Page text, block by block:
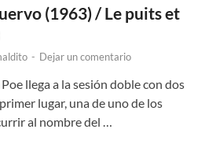
(1963) / Le puits et
- Dejar un comentario
llega a la sesión doble con dos
lugar, una de uno de los
al nombre del …